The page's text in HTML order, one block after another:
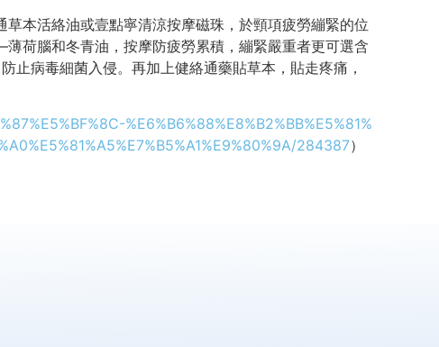
本活絡油或壹點寧清涼按摩磁珠，於頸項疲勞繃緊的位
荷腦和冬青油，按摩防疲勞累積，繃緊嚴重者更可選含
止病毒細菌入侵。再加上健絡通藥貼草本，貼走疼痛，
%E6%B6%88%E8%B2%BB%E5%81%
284387）